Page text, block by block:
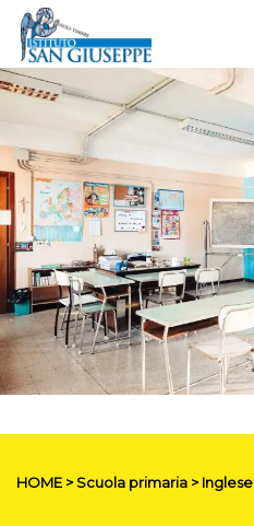
HOME > Scuola primaria > Inglese